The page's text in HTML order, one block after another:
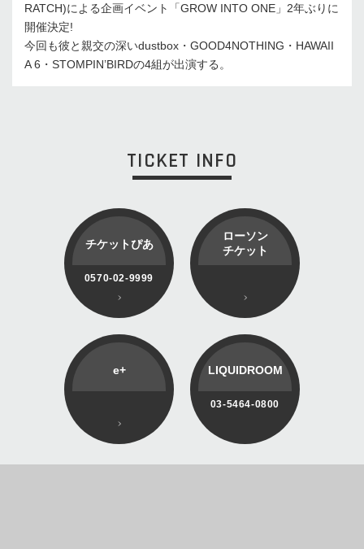
RATCH)による企画イベント「GROW INTO ONE」2年ぶりに
開催決定!
今回も彼と親交の深いdustbox・GOOD4NOTHING・HAWAII
A 6・STOMPIN’BIRDの4組が出演する。
TICKET INFO
チケットぴあ
0570-02-9999
ローソン
チケット
e+ LIQUIDROOM
03-5464-0800